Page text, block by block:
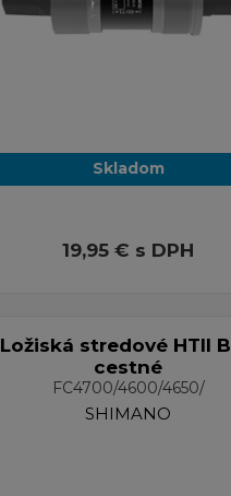
Skladom
19,95 € s DPH
Ložiská stredové HTII
cestné
FC4700/4600/4650/
SHIMANO